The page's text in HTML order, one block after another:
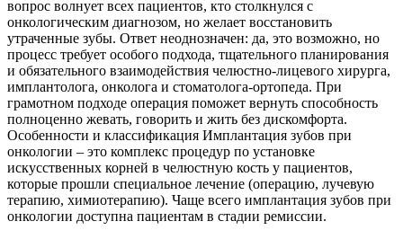
вопрос волнует всех пациентов, кто столкнулся с
онкологическим диагнозом, но желает восстановить
утраченные зубы. Ответ неоднозначен: да, это возможно, но
процесс требует особого подхода, тщательного планирования
и обязательного взаимодействия челюстно-лицевого хирурга,
имплантолога, онколога и стоматолога-ортопеда. При
грамотном подходе операция поможет вернуть способность
полноценно жевать, говорить и жить без дискомфорта.
Особенности и классификация Имплантация зубов при
онкологии – это комплекс процедур по установке
искусственных корней в челюстную кость у пациентов,
которые прошли специальное лечение (операцию, лучевую
терапию, химиотерапию). Чаще всего имплантация зубов при
онкологии доступна пациентам в стадии ремиссии.